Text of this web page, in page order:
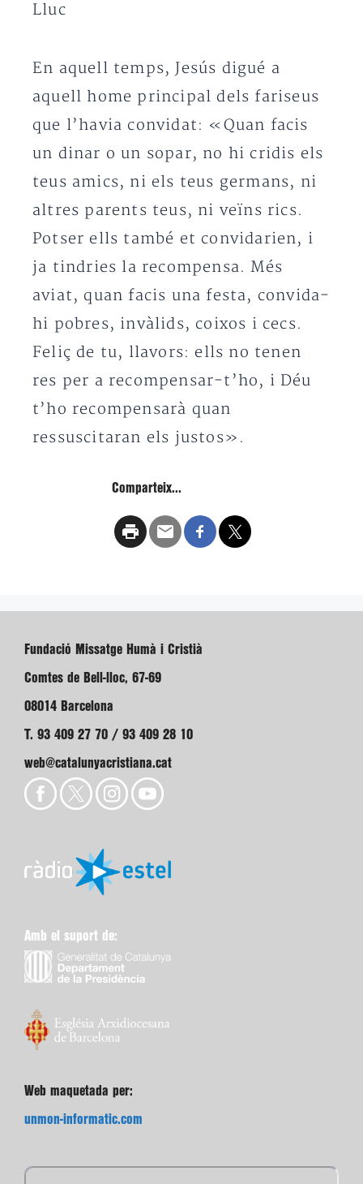
Lluc
En aquell temps, Jesús digué a
aquell home principal dels fariseus
que l’havia convidat: «Quan facis
un dinar o un sopar, no hi cridis els
teus amics, ni els teus germans, ni
altres parents teus, ni veïns rics.
Potser ells també et convidarien, i
ja tindries la recompensa. Més
aviat, quan facis una festa, convida-
hi pobres, invàlids, coixos i cecs.
Feliç de tu, llavors: ells no tenen
res per a recompensar-t’ho, i Déu
t’ho recompensarà quan
ressuscitaran els justos».
Comparteix...
Fundació Missatge Humà i Cristià
Comtes de Bell-lloc, 67-69
08014 Barcelona
T. 93 409 27 70 / 93 409 28 10
web@catalunyacristiana.cat
Amb el suport de:
Web maquetada per:
unmon-informatic.com